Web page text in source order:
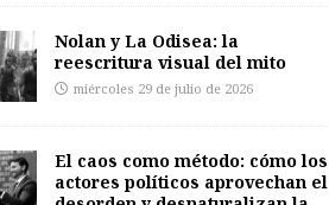
Nolan y La Odisea: la
reescritura visual del mito
miércoles 29 de julio de 2026
El caos como método: cómo los
actores políticos aprovechan el